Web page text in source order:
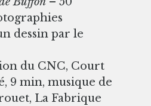
dessin par le
du CNC, Court
9 min, musique de
La Fabrique